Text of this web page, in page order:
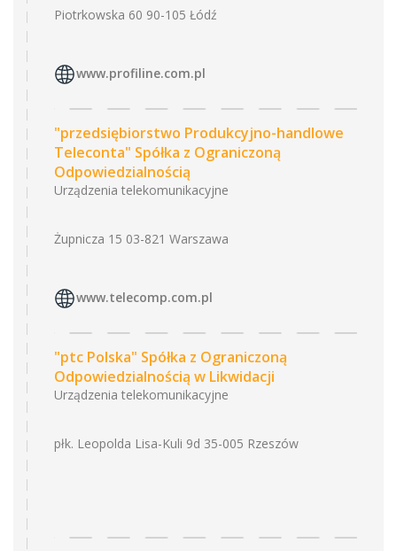
Piotrkowska 60 90-105 Łódź
www.profiline.com.pl
"przedsiębiorstwo Produkcyjno-handlowe
Teleconta" Spółka z Ograniczoną
Odpowiedzialnością
Urządzenia telekomunikacyjne
Żupnicza 15 03-821 Warszawa
www.telecomp.com.pl
"ptc Polska" Spółka z Ograniczoną
Odpowiedzialnością w Likwidacji
Urządzenia telekomunikacyjne
płk. Leopolda Lisa-Kuli 9d 35-005 Rzeszów